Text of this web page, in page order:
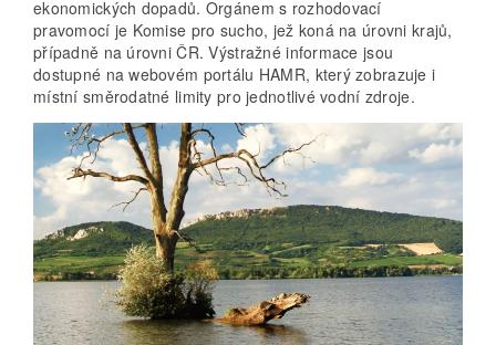
ekonomických dopadů. Orgánem s rozhodovací
pravomocí je Komise pro sucho, jež koná na úrovni krajů,
případně na úrovni ČR. Výstražné informace jsou
dostupné na webovém portálu HAMR, který zobrazuje i
místní směrodatné limity pro jednotlivé vodní zdroje.